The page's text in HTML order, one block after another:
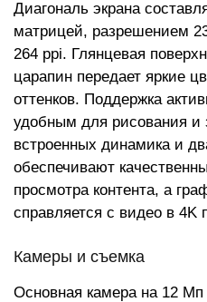
Диагональ экрана
матрицей, разрешением
264 ppi. Глянцевая
царапин передает яркие
оттенков. Поддержка
удобным для рисования и
встроенных динамика и
обеспечивают
просмотра контента, а
справляется с видео в 4K
Камеры и съемка
Основная камера на 12